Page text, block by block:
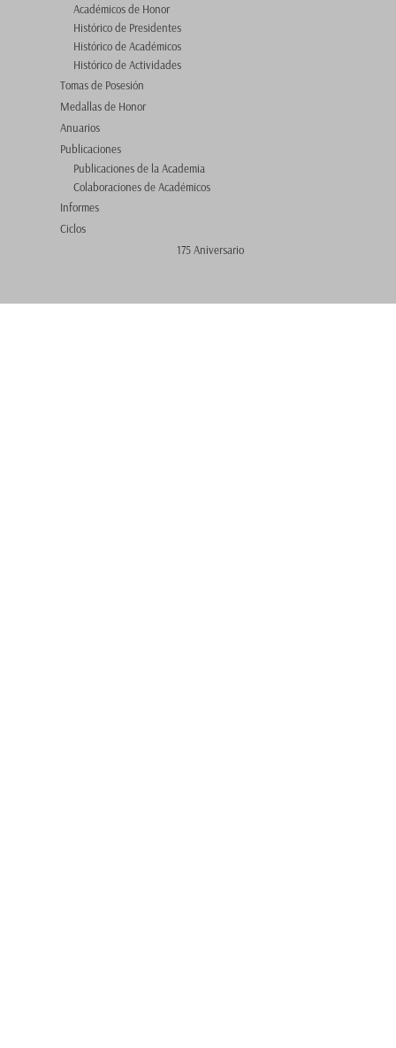
Académicos de Honor
Histórico de Presidentes
Histórico de Académicos
Histórico de Actividades
Tomas de Posesión
Medallas de Honor
Anuarios
Publicaciones
Publicaciones de la Academia
Colaboraciones de Académicos
Informes
Ciclos
175 Aniversario